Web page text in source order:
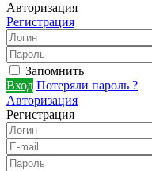
Авторизация
Регистрация
Запомнить
Вход Потеряли пароль ?
Авторизация
Регистрация